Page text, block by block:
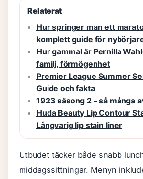
Relaterat
Hur springer man ett
komplett guide för
Hur gammal är Pernilla
familj, förmögenhet
Premier League Summer
Guide och fakta
1923 säsong 2 – så många
Huda Beauty Lip Contour
Långvarig lip stain liner
Utbudet täcker både snabb
middagssittningar. Menyn